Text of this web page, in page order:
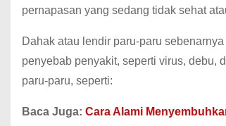
pernapasan yang sedang tidak sehat
Dahak atau lendir paru-paru
penyebab penyakit, seperti virus, debu,
paru-paru, seperti:
Baca Juga: Cara Alami